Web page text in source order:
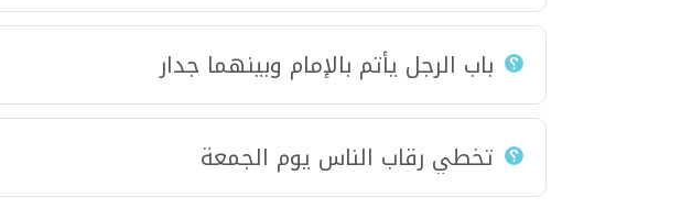
باب الرجل يأتم بالإمام وبينهما جدار
تخطي رقاب الناس يوم الجمعة